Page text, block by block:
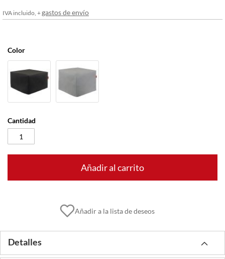
IVA incluido, +gastos de envío
Color
Cantidad
Añadir al carrito
Añadir a la lista de deseos
Detalles